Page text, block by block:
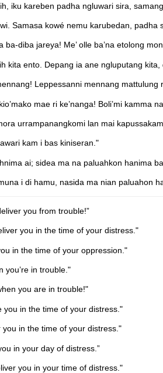
iku kareben padha ngluwari sira,
Samasa kowé nemu karubedan,
diba jareya! Me’ olle ba’na etolong
kita ento. Depang ia ane ngluputang
Leppessanni mennang
mae ri ke’nanga! Boli’mi
urrampanangkomi lan mai
kam i bas kiniseran."
ai; sidea ma na paluahkon hanima
i di hamu, nasida ma nian paluahon
you from trouble!”
you in the time of your distress."
in the time of your oppression."
you’re in trouble."
you are in trouble!"
in the time of your distress."
in the time of your distress."
in your day of distress.”
you in your time of distress."